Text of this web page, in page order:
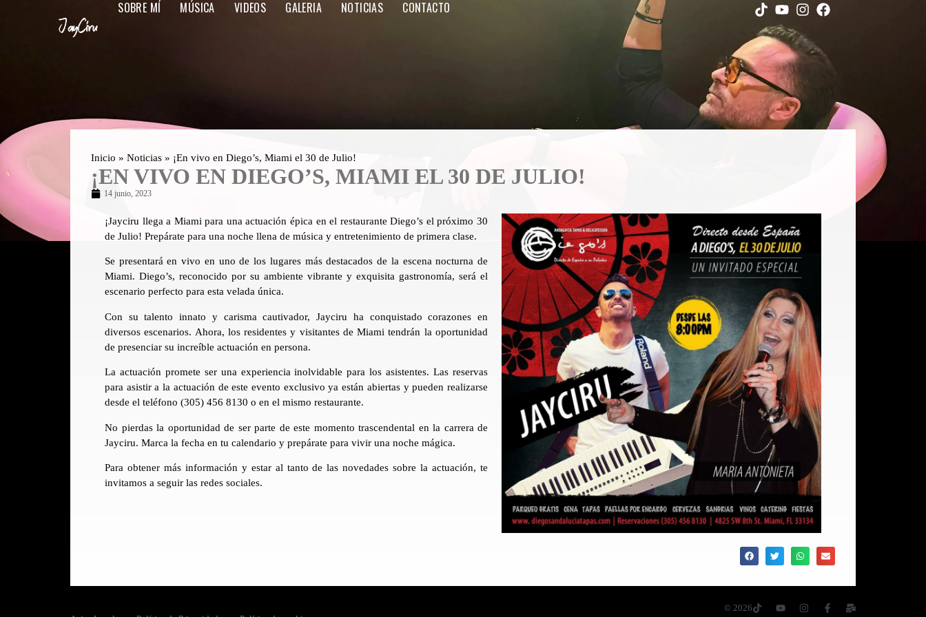
SOBRE MÍ MÚSICA VIDEOS GALERIA NOTICIAS CONTACTO
Inicio » Noticias » ¡En vivo en Diego’s, Miami el 30 de Julio!
¡EN VIVO EN DIEGO’S, MIAMI EL 30 DE JULIO!
14 junio, 2023
¡Jayciru llega a Miami para una actuación épica en el restaurante Diego’s el próximo 30
de Julio! Prepárate para una noche llena de música y entretenimiento de primera clase.
Se presentará en vivo en uno de los lugares más destacados de la escena nocturna de
Miami. Diego’s, reconocido por su ambiente vibrante y exquisita gastronomía, será el
escenario perfecto para esta velada única.
Con su talento innato y carisma cautivador, Jayciru ha conquistado corazones en
diversos escenarios. Ahora, los residentes y visitantes de Miami tendrán la oportunidad
de presenciar su increíble actuación en persona.
La actuación promete ser una experiencia inolvidable para los asistentes. Las reservas
para asistir a la actuación de este evento exclusivo ya están abiertas y pueden realizarse
desde el teléfono (305) 456 8130 o en el mismo restaurante.
No pierdas la oportunidad de ser parte de este momento trascendental en la carrera de
Jayciru. Marca la fecha en tu calendario y prepárate para vivir una noche mágica.
Para obtener más información y estar al tanto de las novedades sobre la actuación, te
invitamos a seguir las redes sociales.
© 2026